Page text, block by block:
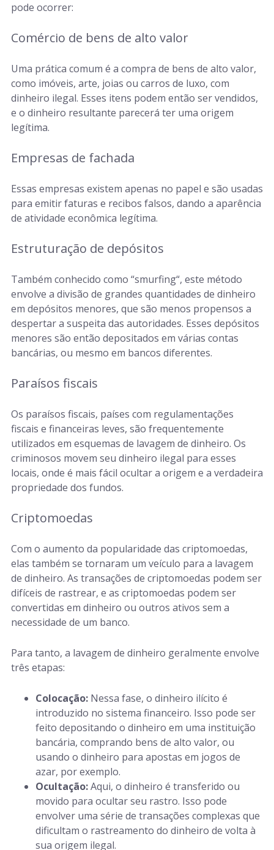
pode ocorrer:
Comércio de bens de alto valor
Uma prática comum é a compra de bens de alto valor,
como imóveis, arte, joias ou carros de luxo, com
dinheiro ilegal. Esses itens podem então ser vendidos,
e o dinheiro resultante parecerá ter uma origem
legítima.
Empresas de fachada
Essas empresas existem apenas no papel e são usadas
para emitir faturas e recibos falsos, dando a aparência
de atividade econômica legítima.
Estruturação de depósitos
Também conhecido como “smurfing“, este método
envolve a divisão de grandes quantidades de dinheiro
em depósitos menores, que são menos propensos a
despertar a suspeita das autoridades. Esses depósitos
menores são então depositados em várias contas
bancárias, ou mesmo em bancos diferentes.
Paraísos fiscais
Os paraísos fiscais, países com regulamentações
fiscais e financeiras leves, são frequentemente
utilizados em esquemas de lavagem de dinheiro. Os
criminosos movem seu dinheiro ilegal para esses
locais, onde é mais fácil ocultar a origem e a verdadeira
propriedade dos fundos.
Criptomoedas
Com o aumento da popularidade das criptomoedas,
elas também se tornaram um veículo para a lavagem
de dinheiro. As transações de criptomoedas podem ser
difíceis de rastrear, e as criptomoedas podem ser
convertidas em dinheiro ou outros ativos sem a
necessidade de um banco.
Para tanto, a lavagem de dinheiro geralmente envolve
três etapas:
Colocação: Nessa fase, o dinheiro ilícito é
introduzido no sistema financeiro. Isso pode ser
feito depositando o dinheiro em uma instituição
bancária, comprando bens de alto valor, ou
usando o dinheiro para apostas em jogos de
azar, por exemplo.
Ocultação:Aqui, o dinheiro é transferido ou
movido para ocultar seu rastro. Isso pode
envolver uma série de transações complexas que
dificultam o rastreamento do dinheiro de volta à
sua origem ilegal.